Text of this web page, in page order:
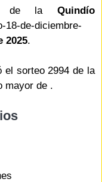
de la Quindío
18-de-diciembre-
2025.
el sorteo 2994 de la
mayor de .